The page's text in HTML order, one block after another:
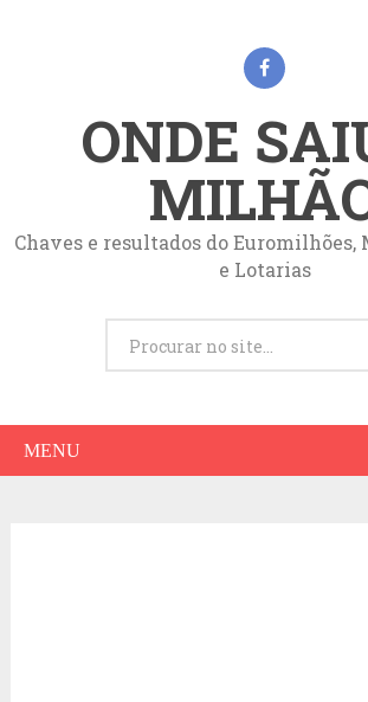
ONDE
Chaves e resultados do
e Lotarias
MENU